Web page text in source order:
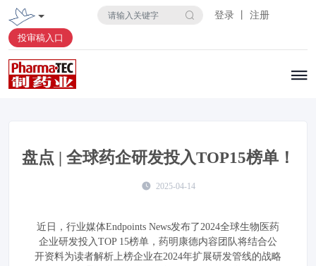
登录 丨 注册
投审稿入口
盘点 | 全球药企研发投入TOP15榜单！
2025-04-14
近日，行业媒体Endpoints News发布了2024全球生物医药
企业研发投入TOP 15榜单，药明康德内容团队将结合公
开资料为读者解析上榜企业在2024年扩展研发管线的战略